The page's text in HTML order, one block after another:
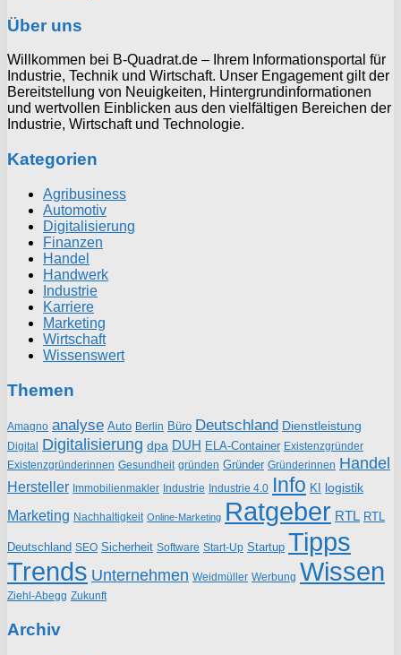
Über uns
Willkommen bei B-Quadrat.de – Ihrem Informationsportal für
Industrie, Technik und Wirtschaft. Unser Engagement gilt der
Bereitstellung von Neuigkeiten, Hintergrundinformationen
und wertvollen Einblicken aus den vielfältigen Bereichen der
Industrie, Wirtschaft und Technologie.
Kategorien
Agribusiness
Automotiv
Digitalisierung
Finanzen
Handel
Handwerk
Industrie
Karriere
Marketing
Wirtschaft
Wissenswert
Themen
Amagno analyse Auto Berlin Büro Deutschland Dienstleistung
Digital Digitalisierung dpa DUH ELA-Container Existenzgründer
Existenzgründerinnen Gesundheit gründen Gründer Gründerinnen Handel
Hersteller Immobilienmakler Industrie Industrie 4.0 Info KI logistik
Marketing Nachhaltigkeit Online-Marketing Ratgeber RTL RTL
Deutschland SEO Sicherheit Software Start-Up Startup Tipps
Trends Unternehmen Weidmüller Werbung Wissen
Ziehl-Abegg Zukunft
Archiv